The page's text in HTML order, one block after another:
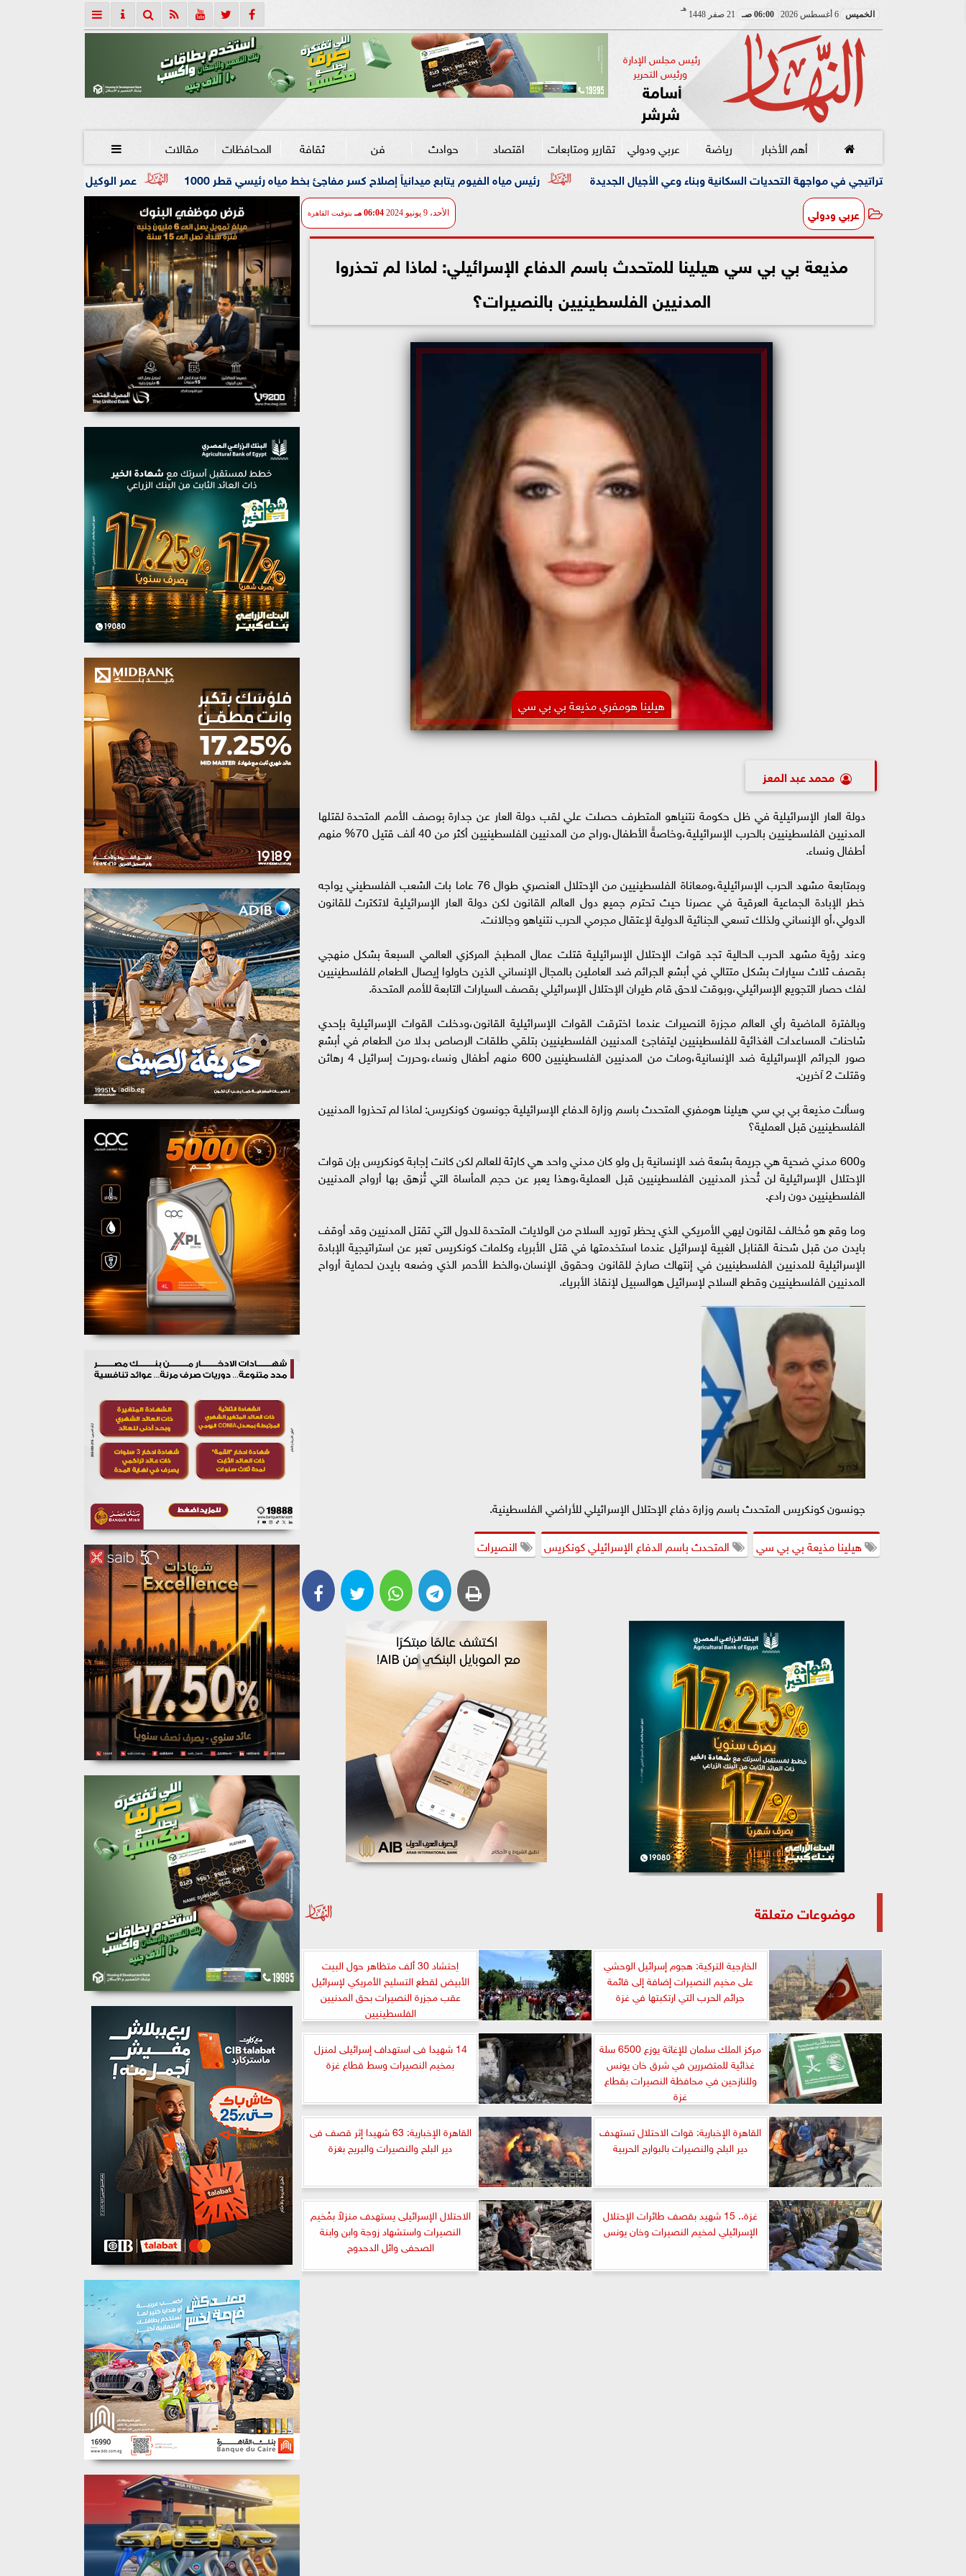
الخميس 6 أغسطس 2026 06:00 صـ 21 صفر 1448
هـ
رئيس مجلس الإدارة
ورئيس التحرير
أسامة
شرشر
أهم الأخبار رياضة عربي ودولي تقارير ومتابعات اقتصاد حوادث فن ثقافة المحافظات مقالات 
عمر الوكيل ”بكار” مدربًا عامًا لفريق كرة اليد بنادي رئيس مياه الفيوم يتابع ميدانياً إصلاح كسر مفاجئ بخط مياه رئيسي قطر 1000 في مواجهة التحديات السكانية وبناء وعي الأجيال الجديدة
عربي ودولي الأحد، 9 يونيو 2024 06:04 مـ بتوقيت القاهرة
مذيعة بي بي سي هيلينا للمتحدث باسم الدفاع الإسرائيلي: لماذا لم تحذروا
المدنيين الفلسطينيين بالنصيرات؟
هيلينا هومفري مذيعة بي بي سي
محمد عبد المعز
دولة العار الإسرائيلية في ظل حكومة نتنياهو المتطرف حصلت علي لقب دولة العار عن جدارة بوصف الأمم المتحدة لقتلها
المدنيين الفلسطينيين بالحرب الإسرائيلية،وخاصةً الأطفال،وراح من المدنيين الفلسطينيين أكثر من 40 ألف قتيل 70% منهم
أطفال ونساء.
وبمتابعة مشهد الحرب الإسرائيلية،ومعاناة الفلسطينيين من الإحتلال العنصري طوال 76 عاما بات الشعب الفلسطيني يواجه
خطر الإبادة الجماعية العرقية في عصرنا حيث تحترم جميع دول العالم القانون لكن دولة العار الإسرائيلية لاتكترث للقانون
الدولي،أو الإنساني ولذلك تسعي الجنائية الدولية لإعتقال مجرمي الحرب نتنياهو وجالانت.
وعند رؤية مشهد الحرب الحالية تجد قوات الإحتلال الإسرائيلية قتلت عمال المطبخ المركزي العالمي السبعة بشكل منهجي
بقصف ثلاث سيارات بشكل متتالي في أبشع الجرائم ضد العاملين بالمجال الإنساني الذين حاولوا إيصال الطعام للفلسطينيين
لفك حصار التجويع الإسرائيلي،وبوقت لاحق قام طيران الإحتلال الإسرائيلي بقصف السيارات التابعة للأمم المتحدة.
وبالفترة الماضية رأي العالم مجزرة النصيرات عندما اخترقت القوات الإسرائيلية القانون،ودخلت القوات الإسرائيلية بإحدي
شاحنات المساعدات الغذائية للفلسطينيين ليتفاجئ المدنيين الفلسطينيين بتلقي طلقات الرصاص بدلا من الطعام في أبشع
صور الجرائم الإسرائيلية ضد الإنسانية،ومات من المدنيين الفلسطينيين 600 منهم أطفال ونساء،وحررت إسرائيل 4 رهائن
وقتلت 2 آخرين.
وسألت مذيعة بي بي سي هيلينا هومفري المتحدث باسم وزارة الدفاع الإسرائيلية جونسون كونكريس: لماذا لم تحذروا المدنيين
الفلسطينيين قبل العملية؟
و600 مدني ضحية هي جريمة بشعة ضد الإنسانية بل ولو كان مدني واحد هي كارثة للعالم لكن كانت إجابة كونكريس بإن قوات
الإحتلال الإسرائيلية لن تُحذر المدنيين الفلسطينيين قبل العملية،وهذا يعبر عن حجم المأساة التي تُزهق بها أرواح المدنيين
الفلسطينيين دون رادع.
وما وقع هو مُخالف لقانون ليهي الأمريكي الذي يحظر توريد السلاح من الولايات المتحدة للدول التي تقتل المدنيين وقد أوقف
بايدن من قبل شحنة القنابل الغبية لإسرائيل عندما استخدمتها في قتل الأبرياء وكلمات كونكريس تعبر عن استراتيجية الإبادة
الإسرائيلية للمدنيين الفلسطينيين في إنتهاك صارخ للقانون وحقوق الإنسان،والخط الأحمر الذي وضعه بايدن لحماية أرواح
المدنيين الفلسطينيين وقطع السلاح لإسرائيل هوالسبيل لإنقاذ الأبرياء.
جونسون كونكريس المتحدث باسم وزارة دفاع الإحتلال الإسرائيلي للأراضي الفلسطينية.
هيلينا مذيعة بي بي سي
المتحدث باسم الدفاع الإسرائيلي كونكريس النصيرات
موضوعات متعلقة
الخارجية التركية: هجوم إسرائيل الوحشي
على مخيم النصيرات إضافة إلى قائمة
جرائم الحرب التي ارتكبتها في غزة
اِحتشاد 30 ألف متظاهر حول البيت
الأبيض لقطع التسليح الأمريكي لإسرائيل
عقب مجزرة النصيرات بحق المدنيين
الفلسطينيين
مركز الملك سلمان للإغاثة يوزع 6500 سلة
غذائية للمتضررين في شرق خان يونس
وللنازحين في محافظة النصيرات بقطاع
غزة
14 شهيدا فى استهداف إسرائيلى لمنزل
بمخيم النصيرات وسط قطاع غزة
القاهرة الإخبارية: قوات الاحتلال تستهدف
دير البلح والنصيرات بالبوارج الحربية
القاهرة الإخبارية: 63 شهيدا إثر قصف فى
دير البلح والنصيرات والبريج بغزة
غزة.. 15 شهيد بقصف طائرات الإحتلال
الإسرائيلي لمخيم النصيرات وخان يونس
الاحتلال الإسرائيلى يستهدف منزلاً بمُخيم
النصيرات واستشهاد زوجة وابن وابنة
الصحفى وائل الدحدوح